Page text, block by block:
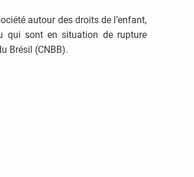
autour des droits de l’enfant,
qui sont en situation de rupture
Brésil (CNBB).